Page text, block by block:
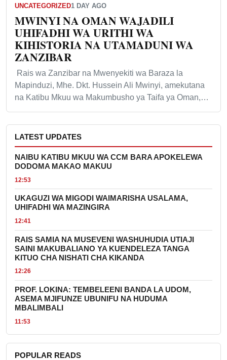
UNCATEGORIZED1 DAY AGO
MWINYI NA OMAN WAJADILI
UHIFADHI WA URITHI WA
KIHISTORIA NA UTAMADUNI WA
ZANZIBAR
Rais wa Zanzibar na Mwenyekiti wa Baraza la
Mapinduzi, Mhe. Dkt. Hussein Ali Mwinyi, amekutana
na Katibu Mkuu wa Makumbusho ya Taifa ya Oman,…
LATEST UPDATES
NAIBU KATIBU MKUU WA CCM BARA APOKELEWA
DODOMA MAKAO MAKUU
12:53
UKAGUZI WA MIGODI WAIMARISHA USALAMA,
UHIFADHI WA MAZINGIRA
12:41
RAIS SAMIA NA MUSEVENI WASHUHUDIA UTIAJI
SAINI MAKUBALIANO YA KUENDELEZA TANGA
KITUO CHA NISHATI CHA KIKANDA
12:26
PROF. LOKINA: TEMBELEENI BANDA LA UDOM,
ASEMA MJIFUNZE UBUNIFU NA HUDUMA
MBALIMBALI
11:53
POPULAR READS